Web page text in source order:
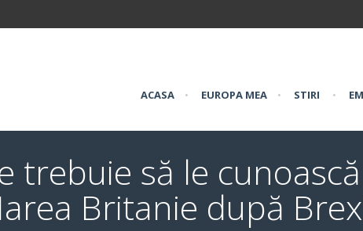
ACASA • EUROPA MEA • STIRI •
trebuie să le
Britanie după